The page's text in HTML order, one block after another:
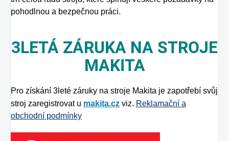
pohodlnou a bezpečnou práci.
3LETÁ ZÁRUKA NA STROJE
MAKITA
Pro získání 3leté záruky na stroje Makita je zapotřebí svůj
stroj zaregistrovat u makita.cz viz. Reklamační a
obchodní podmínky